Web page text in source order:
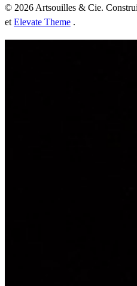
© 2026 Artsouilles & Cie.
et Elevate Theme .